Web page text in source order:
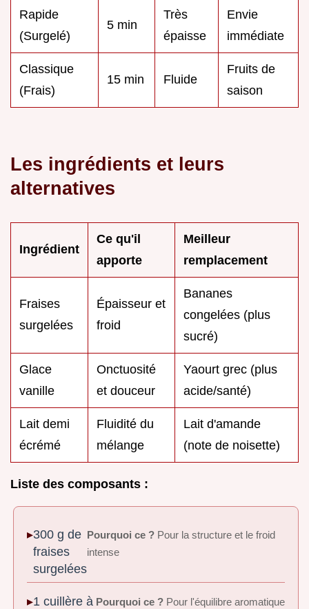
Rapide
(Surgelé)
5 min
Très
épaisse
Envie
immédiate
Classique
(Frais)
15 min Fluide
Fruits de
saison
Les ingrédients et leurs
alternatives
Ingrédient
Ce qu'il
apporte
Meilleur
remplacement
Fraises
surgelées
Épaisseur et
froid
Bananes
congelées (plus
sucré)
Glace
vanille
Onctuosité
et douceur
Yaourt grec (plus
acide/santé)
Lait demi
écrémé
Fluidité du
mélange
Lait d'amande
(note de noisette)
Liste des composants :
300 g de
fraises
surgelées
Pourquoi ce ? Pour la structure et le froid
intense
1 cuillère à Pourquoi ce ?Pour l'équilibre aromatique